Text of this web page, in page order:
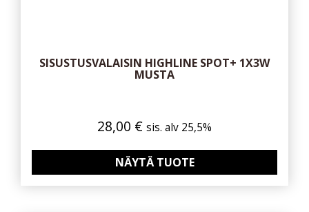
SISUSTUSVALAISIN HIGHLINE SPOT+ 1X3W
MUSTA
28,00 € sis. alv 25,5%
NÄYTÄ TUOTE